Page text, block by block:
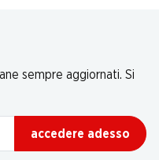
sempre aggiornati. Si
accedere adesso